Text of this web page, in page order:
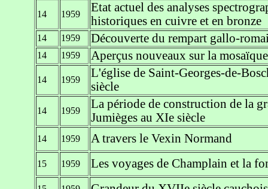
14 1959
Etat actuel des analyses
historiques en cuivre et en bronze
14 1959 Découverte du rempart gallo-
14 1959 Aperçus nouveaux sur la
14 1959
L'église de Saint-Georges-de-
siècle
14 1959
La période de construction de la
Jumièges au XIe siècle
14 1959 A travers le Vexin Normand
15 1959 Les voyages de Champlain et la